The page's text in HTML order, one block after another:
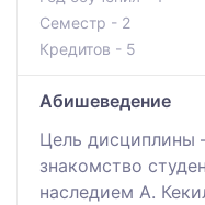
Семестр - 2
Кредитов - 5
Абишеведение
Цель дисциплины
знакомство
наследием А.